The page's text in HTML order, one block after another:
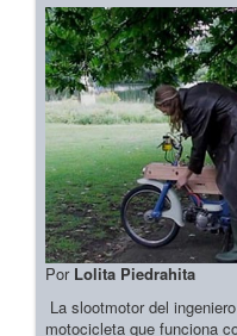
Por Lolita Piedrahita
La slootmotor del
motocicleta que funciona